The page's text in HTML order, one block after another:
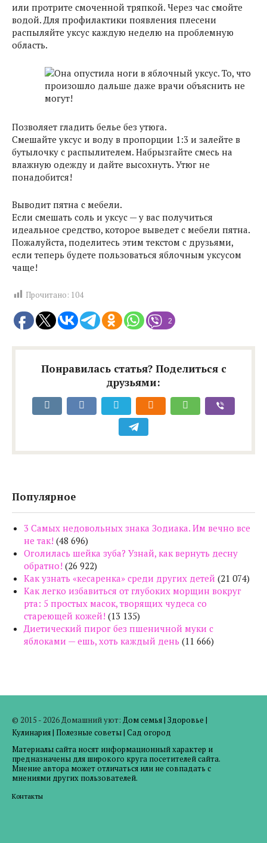
или протрите смоченной тряпкой. Через час смойте
водой. Для профилактики появления плесени
распыляйте уксус каждую неделю на проблемную
область.
Позволяет гладить белье без утюга.
Смешайте уксус и воду в пропорции 1:3 и залейте в
бутылочку с распылителем. Набрызгайте смесь на
влажную одежду и дайте высохнуть. Утюг не
понадобится!
Выводит пятна с мебели.
Если смешать соль и уксус — у вас получиться
идеальное средство, которое выведет с мебели пятна.
Пожалуйста, поделитесь этим текстом с друзьями,
если теперь будете пользоваться яблочным уксусом
чаще!
Прочитано: 104
2
Понравилась статья? Поделиться с
друзьями:
Популярное
3 Самых недовольных знака Зодиака. Им вечно все
не так! (48 696)
Оголилась шейка зуба? Узнай, как вернуть десну
обратно! (26 922)
Как узнать «кесаренка» среди других детей (21 074)
Как легко избавиться от глубоких морщин вокруг
рта: 5 простых масок, творящих чудеса со
стареющей кожей! (13 135)
Диетический пирог без пшеничной муки с
яблоками — ешь, хоть каждый день (11 666)
© 2015 - 2026 Домашний уют: Дом семья| Здоровье |
Кулинария| Полезные советы| Сад огород
Материалы сайта носят информационный характер и
предназначены для широкого круга посетителей сайта.
Мнение автора может отличаться или не совпадать с
мнениями других пользователей.
Контакты